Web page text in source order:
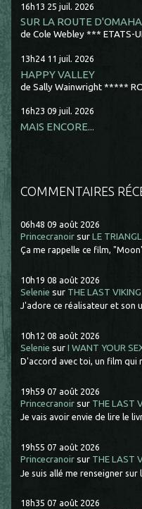
16h13 25 juil. 2026
SUR LA ROUTE D'OMAHA
de Cole Webley *** ETATS-
13h24 11 juil. 2026
HAPPY VALLEY
de Sally Wainwright *****
16h23 09 juil. 2026
MAIS ENCORE...
COMMENTAIRES
06h48 09 août 2026
Princecranoir surLE
Ça me rappelle ce film,
10h19 08 août 2026
Selenie sur THE LAST VIKING
J'adore ce réalisateur et son
10h12 08 août 2026
Selenie surI WANT YOUR
D'accord avec toi, un film qui
19h59 07 août 2026
Princecranoir sur THE LAST
Je vais avoir envie de lire le
19h55 07 août 2026
Princecranoir sur THE LAST
Je suis allé me renseigner sur
18h35 07 août 2026